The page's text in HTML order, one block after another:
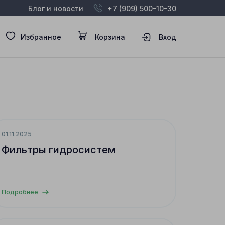
Блог и новости +7 (909) 500-10-30
Избранное Корзина Вход
01.11.2025
Фильтры гидросистем
Подробнее